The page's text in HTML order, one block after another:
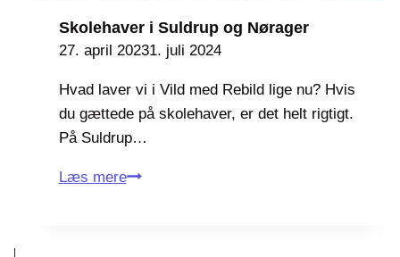
R
e
i
l
d
2
Skolehaver i Suldrup og Nørager
27. april 20231. juli 2024
Hvad laver vi i Vild med Rebild lige nu? Hvis
du gættede på skolehaver, er det helt rigtigt.
På Suldrup…
Læs mereS